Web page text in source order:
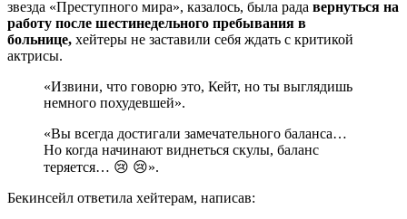
звезда «Преступного мира», казалось, была рада вернуться на
работу после шестинедельного пребывания в
больнице, хейтеры не заставили себя ждать с критикой
актрисы.
«Извини, что говорю это, Кейт, но ты выглядишь
немного похудевшей».
«Вы всегда достигали замечательного баланса…
Но когда начинают виднеться скулы, баланс
теряется… 😢 😢».
Бекинсейл ответила хейтерам, написав: